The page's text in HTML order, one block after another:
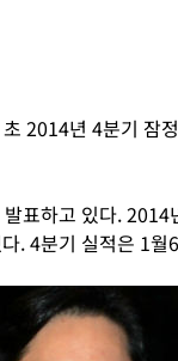
2014년 4분기 잠
표하고 있다.
. 4분기 실적은 1